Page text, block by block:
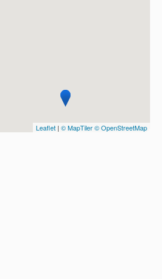
Leaflet | © MapTiler© OpenStreetMap